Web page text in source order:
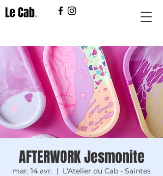
AFTERWORK Jesmonite
mar. 14 avr.
  |
L'Atelier du Cab - Saintes